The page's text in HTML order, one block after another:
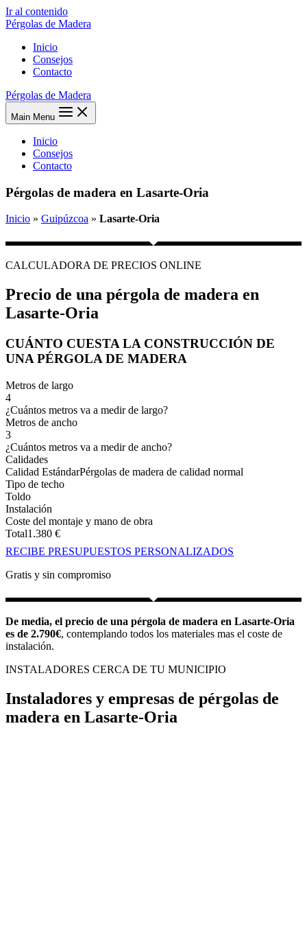
Ir al contenido
Pérgolas de Madera
Inicio
Consejos
Contacto
Pérgolas de Madera
Main Menu
Inicio
Consejos
Contacto
Pérgolas de madera en Lasarte-Oria
Inicio » Guipúzcoa » Lasarte-Oria
CALCULADORA DE PRECIOS ONLINE
Precio de una pérgola de madera en
Lasarte-Oria
CUÁNTO CUESTA LA CONSTRUCCIÓN DE
UNA PÉRGOLA DE MADERA
Metros de largo
4
¿Cuántos metros va a medir de largo?
Metros de ancho
3
¿Cuántos metros va a medir de ancho?
Calidades
Calidad EstándarPérgolas de madera de calidad normal
Tipo de techo
Toldo
Instalación
Coste del montaje y mano de obra
Total1.380 €
RECIBE PRESUPUESTOS PERSONALIZADOS
Gratis y sin compromiso
De media, el precio de una pérgola de madera en Lasarte-Oria
es de 2.790€, contemplando todos los materiales mas el coste de
instalación.
INSTALADORES CERCA DE TU MUNICIPIO
Instaladores y empresas de pérgolas de
madera en Lasarte-Oria